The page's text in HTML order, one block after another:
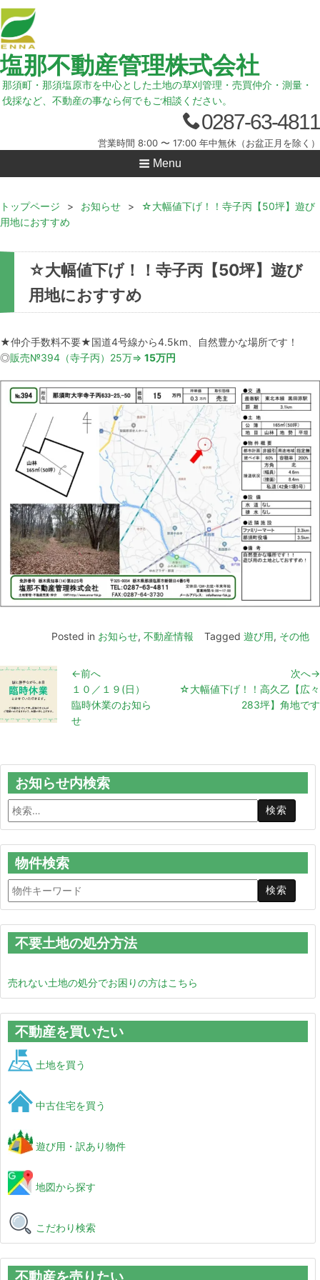
塩那不動産管理株式会社
那須町・那須塩原市を中心とした土地の草刈管理・売買仲介・測量・
伐採など、不動産の事なら何でもご相談ください。
0287-63-4811
営業時間 8:00 〜 17:00 年中無休（お盆正月を除く）
Menu
トップページ > お知らせ >
☆大幅値下げ！！寺子丙【50坪】遊び
用地におすすめ
☆大幅値下げ！！寺子丙【50坪】遊び
用地におすすめ
★仲介手数料不要★国道4号線から4.5km、自然豊かな場所です！
◎販売№394（寺子丙）25万⇒ 15万円
Posted in お知らせ, 不動産情報 Tagged 遊び用, その他
←前へ
１０／１９(日）
臨時休業のお知ら
せ
次へ→
☆大幅値下げ！！高久乙【広々
283坪】角地です
お知らせ内検索
物件検索
不要土地の処分方法
売れない土地の処分でお困りの方はこちら
不動産を買いたい
土地を買う
中古住宅を買う
遊び用・訳あり物件
地図から探す
こだわり検索
不動産を売りたい